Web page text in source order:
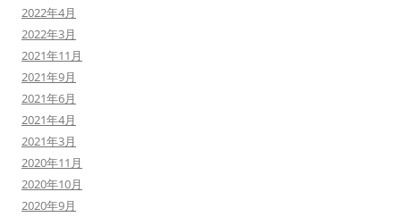
2022年4月
2022年3月
2021年11月
2021年9月
2021年6月
2021年4月
2021年3月
2020年11月
2020年10月
2020年9月